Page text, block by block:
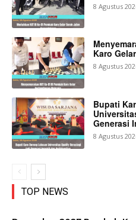
8 Agustus
Karo
8 Agustus
Bupati
Generasi
8 Agustus
TOP NEWS